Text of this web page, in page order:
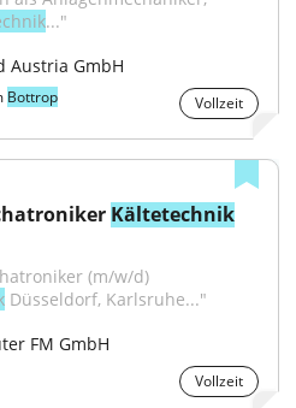
..."
Austria GmbH
Bottrop Vollzeit
Kältetechnik
(m/w/d)
Düsseldorf, Karlsruhe..."
FM GmbH
Vollzeit